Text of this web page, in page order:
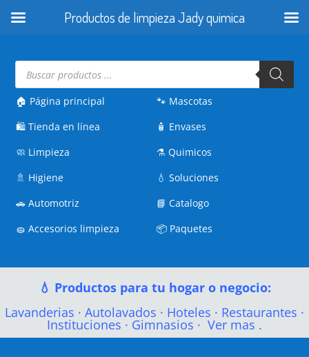
Búsqueda
productos
🏠 Página principal
🛍️Tienda en línea
🧼 Limpieza
🚿 Higiene
🚗Automotriz
🧽Accesorios limpieza
🐾 Mascotas
🧴 Envases
⚗️Quimicos
💧Soluciones
📘Catalogo
📦 Paquetes
💧 Productos para tu hogar o negocio:
Lavanderias · Autolavados · Hoteles · Restaurantes ·
Instituciones · Gimnasios · Ver mas .
Productos de limpieza Jady quimica